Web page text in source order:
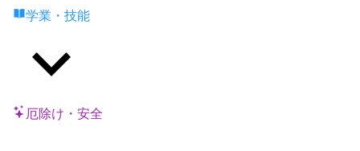
学業・技能
厄除け・安全